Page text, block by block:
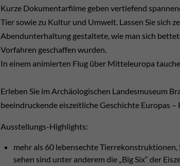
Kurze Dokumentarfilme geben vertiefend
Tier sowie zu Kultur und Umwelt. Lassen Sie sich
Abendunterhaltung gestaltete, wie man sich
Vorfahren geschaffen wurden.
In einem animierten Flug über Mitteleuropa
Erleben Sie im Archäologischen Landesmuseum
beeindruckende eiszeitliche Geschichte Europas
Ausstellungs-Highlights:
mehr als 60 lebensechte
sehen sind unter anderem die „Big Six“ der